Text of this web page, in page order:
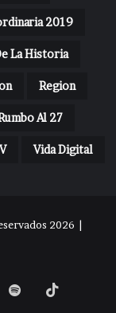
2019
La Historia
Region
Al 27
Vida Digital
2026 |
Spotify